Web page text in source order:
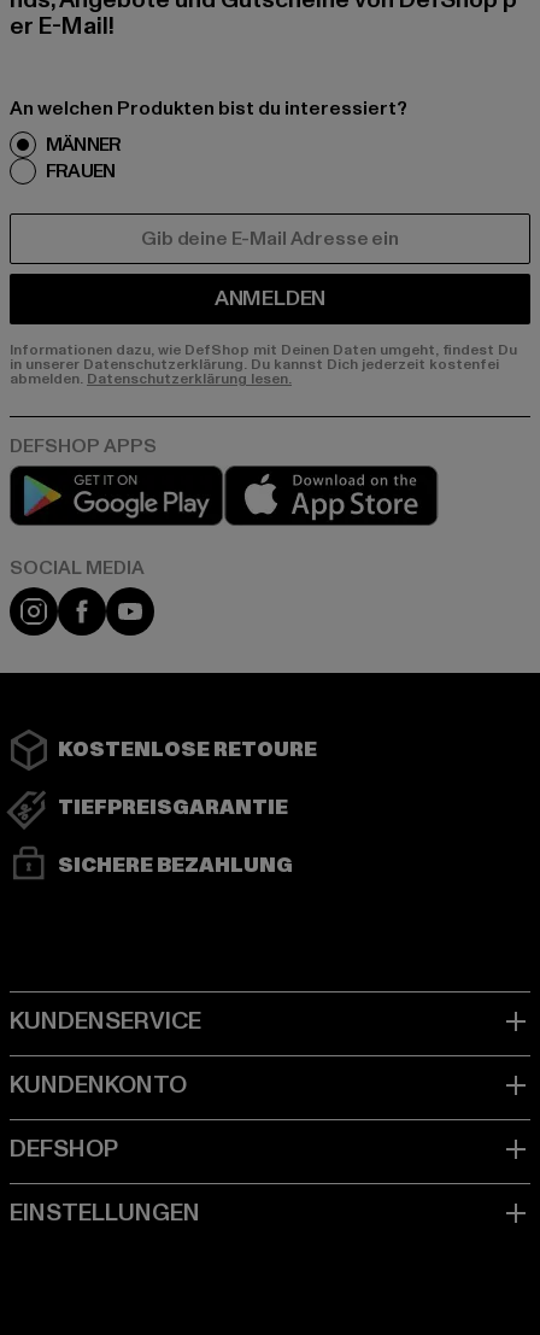
er E-Mail!
An welchen Produkten bist du interessiert?
MÄNNER
FRAUEN
ANMELDEN
Informationen dazu, wie DefShop mit Deinen Daten umgeht, findest Du
in unserer Datenschutzerklärung. Du kannst Dich jederzeit kostenfei
abmelden. Datenschutzerklärung lesen.
Play market
Instagram
FacebookYouTube
KOSTENLOSE RETOURE
TIEFPREISGARANTIE
SICHERE BEZAHLUNG